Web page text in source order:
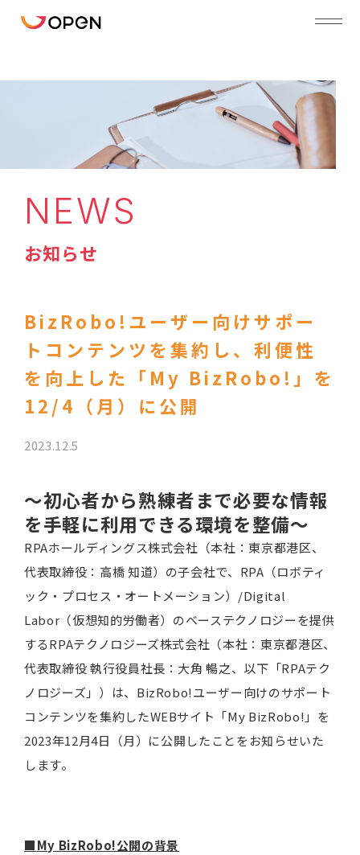
NEWS
お知らせ
BizRobo!ユーザー向けサポー
トコンテンツを集約し、利便性
を向上した「My BizRobo!」を
12/4（月）に公開
2023.12.5
～初心者から熟練者まで必要な情報
を手軽に利用できる環境を整備～
RPAホールディングス株式会社（本社：東京都港区、
代表取締役：高橋 知道）の子会社で、RPA（ロボティ
ック・プロセス・オートメーション）/Digital
Labor（仮想知的労働者）のベーステクノロジーを提供
するRPAテクノロジーズ株式会社（本社：東京都港区、
代表取締役 執行役員社長：大角 暢之、以下「RPAテク
ノロジーズ」）は、BizRobo!ユーザー向けのサポート
コンテンツを集約したWEBサイト「My BizRobo!」を
2023年12月4日（月）に公開したことをお知らせいた
します。
■My BizRobo!公開の背景